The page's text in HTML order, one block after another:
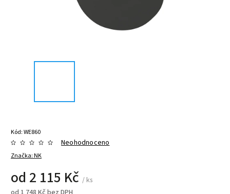
Kód:WE860
Značka:NK
Neohodnoceno
od 2 115 Kč / ks